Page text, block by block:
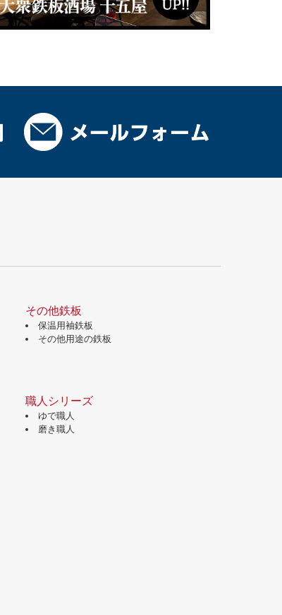
その他鉄板
保温用袖鉄板
その他用途の鉄板
職人シリーズ
ゆで職人
磨き職人